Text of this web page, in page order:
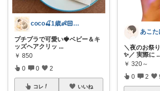
coco🍒1歳👶🏻5歳🐈
プチプラで可愛い🍓ベビー＆キ
ッズヘアクリッ ...
￥ 850
0 0 2
コレ いいね
あこた
＼夜のお祭
✨／ 実際に
￥ 320～
0 2